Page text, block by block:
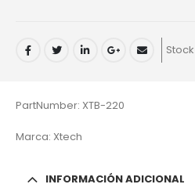
PartNumber: XTB-220
Marca: Xtech
INFORMACIÓN ADICIONAL